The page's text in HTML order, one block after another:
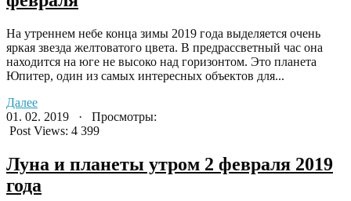
На утреннем небе конца зимы 2019 года выделяется очень
яркая звезда желтоватого цвета. В предрассветный час она
находится на юге не высоко над горизонтом. Это планета
Юпитер, один из самых интересных объектов для...
Далее
01. 02. 2019 · Просмотры:
Post Views: 4 399
Луна и планеты утром 2 февраля 2019
года